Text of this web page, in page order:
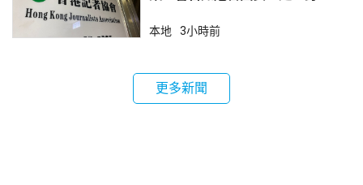
本地 3小時前
更多新聞